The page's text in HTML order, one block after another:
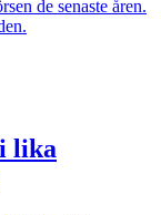
de senaste åren.
lika